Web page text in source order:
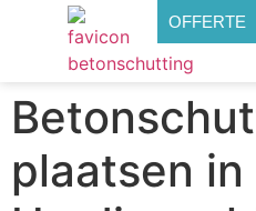
OFFERTE
plaatsen in